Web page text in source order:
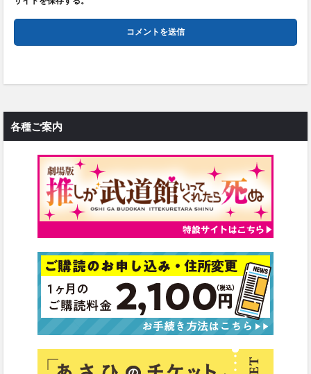
各種ご案内